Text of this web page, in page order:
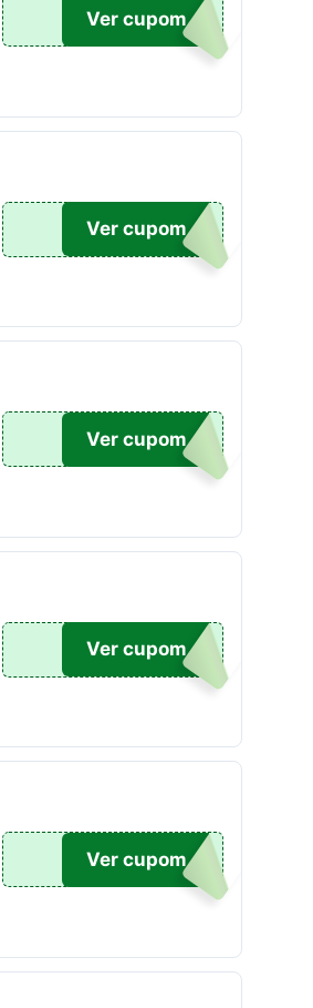
ONTO
Ver cupom
O100
Ver cupom
O100
Ver cupom
20
Ver cupom
TICO
Ver cupom